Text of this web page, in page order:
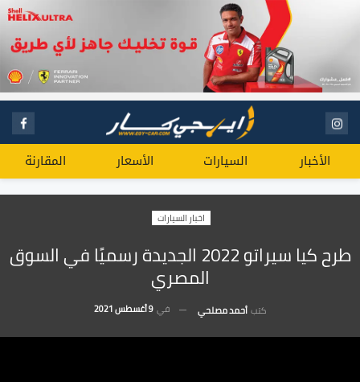
الأخبار السيارات الأسعار المقارنة
اخبار السيارات
طرح كيا سيراتو 2022 الجديدة رسميًا في السوق
المصري
كتب أحمد مصلحي في 9 أغسطس 2021